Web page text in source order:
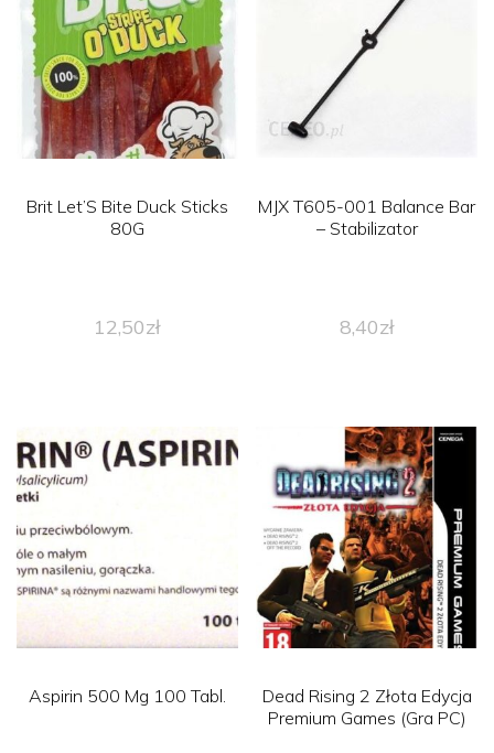
Brit Let’S Bite Duck Sticks
80G
12,50zł
MJX T605-001 Balance Bar
– Stabilizator
8,40zł
Aspirin 500 Mg 100 Tabl.
Dead Rising 2 Złota Edycja
Premium Games (Gra PC)